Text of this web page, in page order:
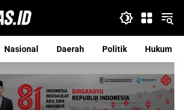
Nasional Daerah Politik Hukum